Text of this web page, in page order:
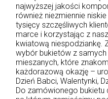
najwyższej jakości
również niezmiennie
tysięcy szczęśliwych
marce i korzystając z
kwiatową niespodziankę.
wybór bukietów z
mieszanych, które
każdorazową okazję –
Dzień Babci, Walentynki,
Do zamówionego bukietu